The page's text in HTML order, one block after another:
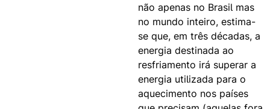
não apenas no Brasil mas
no mundo inteiro, estima-
se que, em três décadas, a
energia destinada ao
resfriamento irá superar a
energia utilizada para o
aquecimento nos países